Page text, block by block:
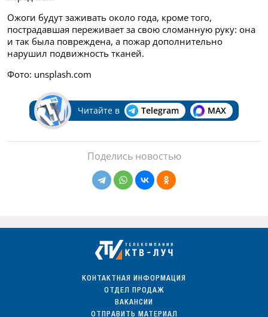
Ожоги будут заживать около года, кроме того,
пострадавшая переживает за свою сломанную руку: она
и так была повреждена, а пожар дополнительно
нарушил подвижность тканей.
Фото: unsplash.com
Читайте в Telegram MAX
Поделись новостью
КОНТАКТНАЯ ИНФОРМАЦИЯ
ОТДЕЛ ПРОДАЖ
ВАКАНСИИ
ОТПРАВИТЬ МАТЕРИАЛ